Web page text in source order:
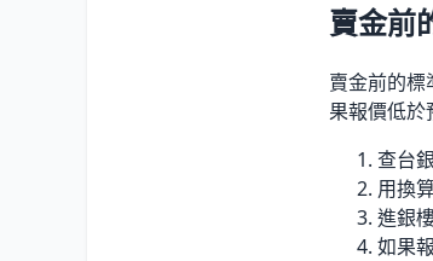
賣金前
賣金前的
果報價低於
查台
用換
進銀
如果